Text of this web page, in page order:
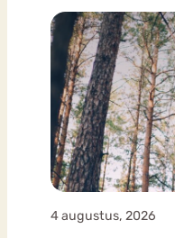
4 augustus, 2026